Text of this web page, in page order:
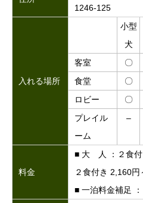
1246-125
入れる場所
小型
犬
客室
〇
食堂
〇
ロビー
〇
プレイル
ーム
–
料金
■ 大 人 ：２食
２食付き 2,160円
■ 一泊料金補足 ：